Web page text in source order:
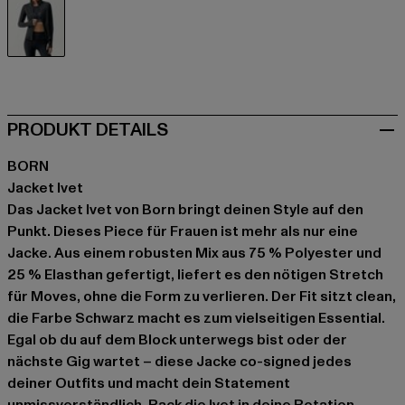
PRODUKT DETAILS
BORN
Jacket Ivet
Das Jacket Ivet von Born bringt deinen Style auf den
Punkt. Dieses Piece für Frauen ist mehr als nur eine
Jacke. Aus einem robusten Mix aus 75 % Polyester und
25 % Elasthan gefertigt, liefert es den nötigen Stretch
für Moves, ohne die Form zu verlieren. Der Fit sitzt clean,
die Farbe Schwarz macht es zum vielseitigen Essential.
Egal ob du auf dem Block unterwegs bist oder der
nächste Gig wartet – diese Jacke co-signed jedes
deiner Outfits und macht dein Statement